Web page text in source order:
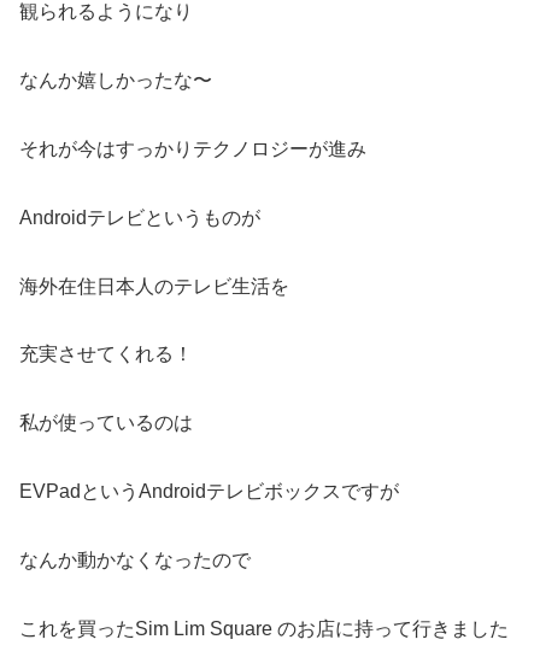
観られるようになり
なんか嬉しかったな〜
それが今はすっかりテクノロジーが進み
Androidテレビというものが
海外在住日本人のテレビ生活を
充実させてくれる！
私が使っているのは
EVPadというAndroidテレビボックスですが
なんか動かなくなったので
これを買ったSim Lim Square のお店に持って行きました